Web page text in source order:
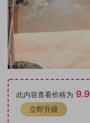
此内容查看价格为 9.9
立即升级